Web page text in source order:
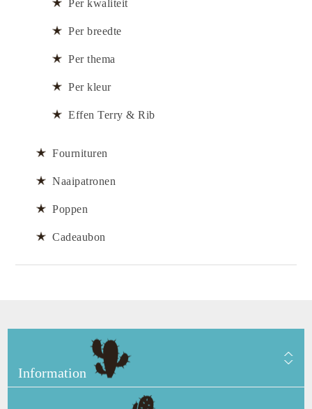
Per kwaliteit
Per breedte
Per thema
Per kleur
Effen Terry & Rib
Fournituren
Naaipatronen
Poppen
Cadeaubon
Information